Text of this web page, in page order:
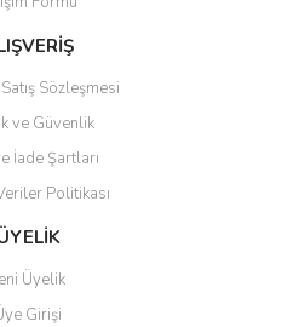
pahalı.
Gönder
Sözleşmesi
ve Güvenlik
İade Şartları
Politikası
Üyelik
Girişi